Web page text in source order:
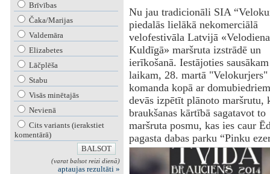
Brīvības
Čaka/Marijas
Valdemāra
Elizabetes
Lāčplēša
Stabu
Visās minētajās
Nevienā
Cits variants (ierakstiet
komentārā)
(varat balsot reizi dienā)
aptaujas rezultāti »
Nu jau tradicionāli SIA
piedalās lielākā nekomerciālā
velofestivāla Latvijā «Velodiena
Kuldīgā» maršruta izstrādē un
ierīkošanā. Iestājoties sausākam
laikam, 28. martā "Velokurjers"
komanda kopā ar domubiedriem
devās izpētīt plānoto maršrutu,
braukšanas kārtībā sagatavot to
maršruta posmu, kas ies caur
pagasta dabas parku “Pinku